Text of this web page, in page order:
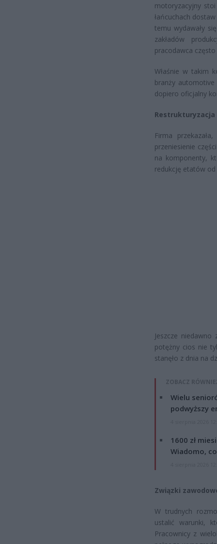
motoryzacyjny
łańcuchach
temu wydawały
zakładów
pracodawca
Właśnie w takim
branży
dopiero oficjalny
Restrukturyzacja
Firma
przeniesienie
na komponenty,
redukcję etatów od
Jeszcze
potężny cios nie
stanęło z dnia na
ZOBACZ
Wielu
podwyższy
1600 zł
Wiadomo,
Związki
W trudnych
ustalić warunki,
Pracownicy z